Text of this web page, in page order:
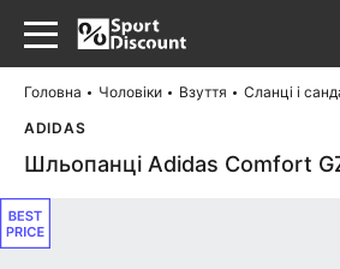
Головна Чоловіки Взуття Сланці і
ADIDAS
Шльопанці Adidas Comfort